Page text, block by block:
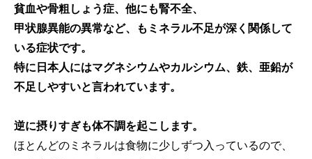
貧血や骨粗しょう症、他にも腎不全、
甲状腺異能の異常など、もミネラル不足が深く関係して
いる症状です。
特に日本人にはマグネシウムやカルシウム、鉄、亜鉛が
不足しやすいと言われています。
逆に摂りすぎも体不調を起こします。
ほとんどのミネラルは食物に少しずつ入っているので、